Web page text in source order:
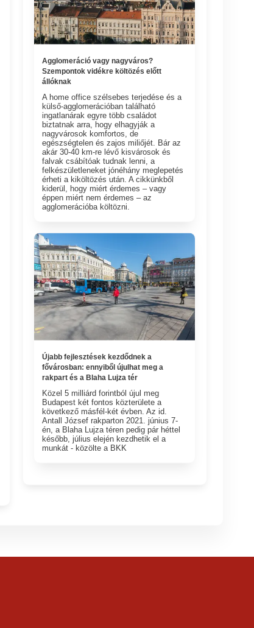
Agglomeráció vagy nagyváros?
Szempontok vidékre költözés előtt
állóknak
A home office szélsebes terjedése és a
külső-agglomerációban található
ingatlanárak egyre több családot
biztatnak arra, hogy elhagyják a
nagyvárosok komfortos, de
egészségtelen és zajos miliőjét. Bár az
akár 30-40 km-re lévő kisvárosok és
falvak csábítóak tudnak lenni, a
felkészületleneket jónéhány meglepetés
érheti a kiköltözés után. A cikkünkből
kiderül, hogy miért érdemes – vagy
éppen miért nem érdemes – az
agglomerációba költözni.
Újabb fejlesztések kezdődnek a
fővárosban: ennyiből újulhat meg a
rakpart és a Blaha Lujza tér
Közel 5 milliárd forintból újul meg
Budapest két fontos közterülete a
következő másfél-két évben. Az id.
Antall József rakparton 2021. június 7-
én, a Blaha Lujza téren pedig pár héttel
később, július elején kezdhetik el a
munkát - közölte a BKK